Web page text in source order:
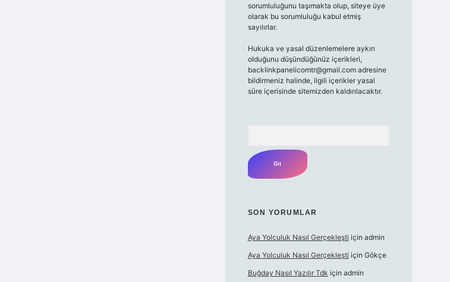
sorumluluğunu taşımakta olup, siteye üye
olarak bu sorumluluğu kabul etmiş
sayılırlar.
Hukuka ve yasal düzenlemelere aykırı
olduğunu düşündüğünüz içerikleri,
backlinkpanelicomtr@gmail.com adresine
bildirmeniz halinde, ilgili içerikler yasal
süre içerisinde sitemizden kaldırılacaktır.
SON YORUMLAR
Aya Yolculuk Nasıl Gerçekleşti için admin
Aya Yolculuk Nasıl Gerçekleşti için Gökçe
Buğday Nasıl Yazılır Tdk için admin